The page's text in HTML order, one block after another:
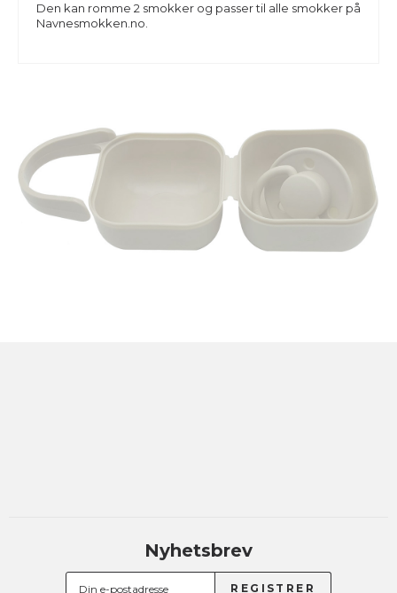
Den kan romme 2 smokker og passer til alle smokker på
Navnesmokken.no.
Nyhetsbrev